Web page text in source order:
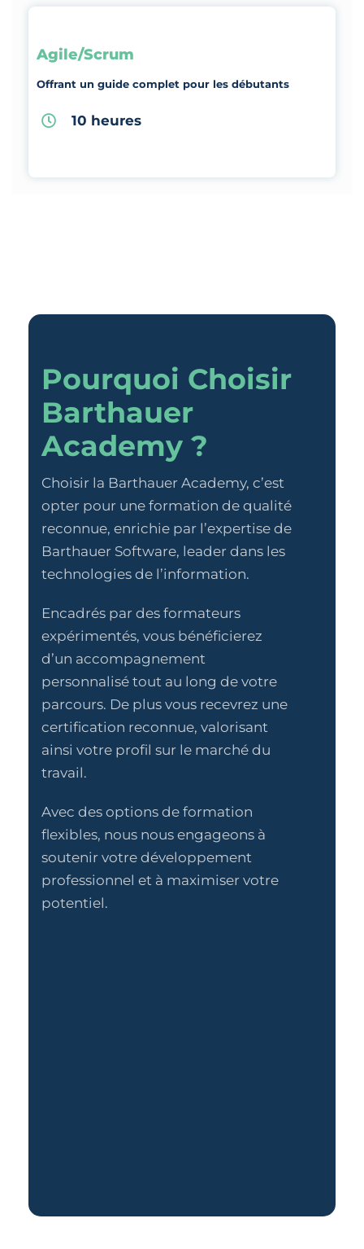
Agile/Scrum
Offrant un guide complet pour les débutants
10 heures
Pourquoi Choisir
Barthauer
Academy ?
Choisir la Barthauer Academy, c’est
opter pour une formation de qualité
reconnue, enrichie par l’expertise de
Barthauer Software, leader dans les
technologies de l’information.
Encadrés par des formateurs
expérimentés, vous bénéficierez
d’un accompagnement
personnalisé tout au long de votre
parcours. De plus vous recevrez une
certification reconnue, valorisant
ainsi votre profil sur le marché du
travail.
Avec des options de formation
flexibles, nous nous engageons à
soutenir votre développement
professionnel et à maximiser votre
potentiel.